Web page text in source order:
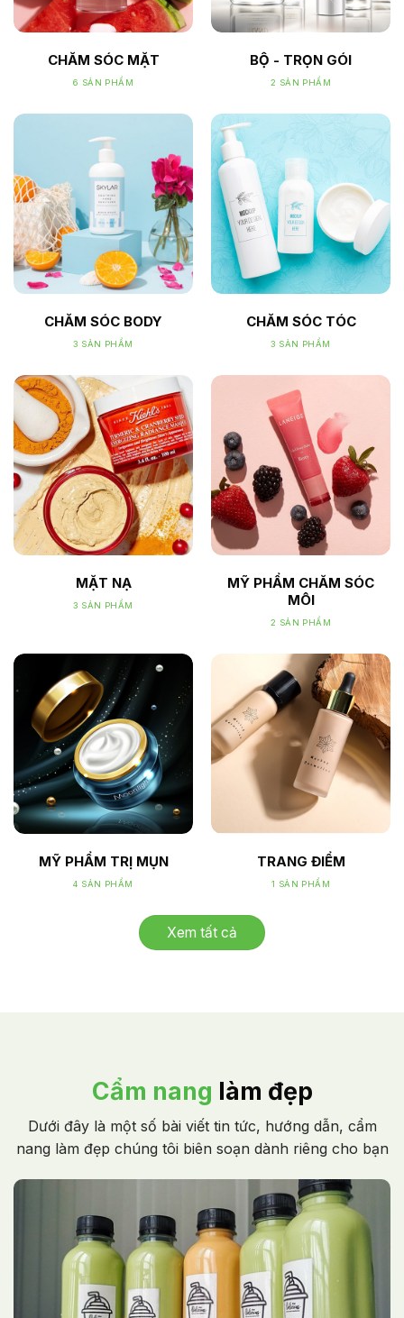
CHĂM SÓC MẶT
6 SẢN PHẨM
BỘ - TRỌN GÓI
2 SẢN PHẨM
CHĂM SÓC BODY
3 SẢN PHẨM
CHĂM SÓC TÓC
3 SẢN PHẨM
MẶT NẠ
3 SẢN PHẨM
MỸ PHẨM CHĂM SÓC
MÔI
2 SẢN PHẨM
MỸ PHẨM TRỊ MỤN
4 SẢN PHẨM
TRANG ĐIỂM
1 SẢN PHẨM
Xem tất cả
Cẩm nang làm đẹp
Dưới đây là một số bài viết tin tức, hướng dẫn, cẩm
nang làm đẹp chúng tôi biên soạn dành riêng cho bạn